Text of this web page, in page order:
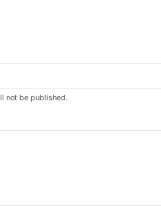
not be published.